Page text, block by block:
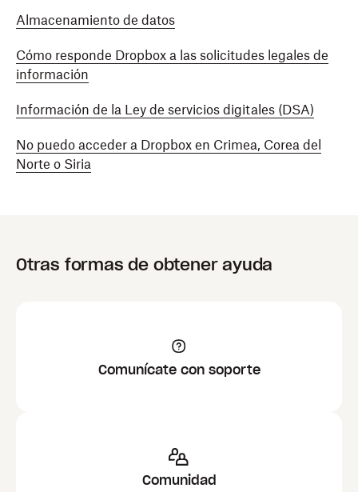
Almacenamiento de datos
Cómo responde Dropbox a las solicitudes legales de
información
Información de la Ley de servicios digitales (DSA)
No puedo acceder a Dropbox en Crimea, Corea del
Norte o Siria
Otras formas de obtener ayuda
Comunícate con soporte
Comunidad